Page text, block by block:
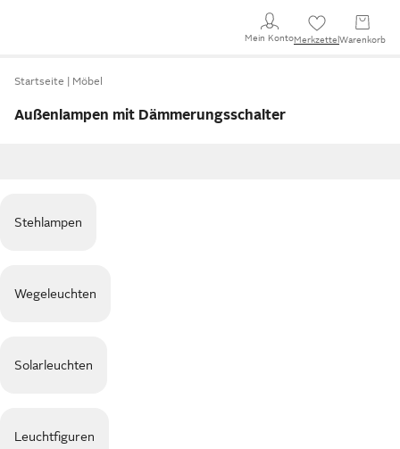
Mein KontoMerkzettel Warenkorb
Startseite Möbel
Außenlampen mit Dämmerungsschalter
Stehlampen
Wegeleuchten
Solarleuchten
Leuchtfiguren